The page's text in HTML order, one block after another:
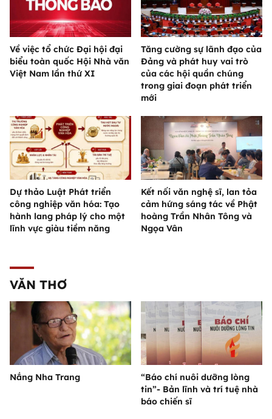
Về việc tổ chức Đại hội đại
biểu toàn quốc Hội Nhà văn
Việt Nam lần thứ XI
Tăng cường sự lãnh đạo của
Đảng và phát huy vai trò
của các hội quần chúng
trong giai đoạn phát triển
mới
Dự thảo Luật Phát triển
công nghiệp văn hóa: Tạo
hành lang pháp lý cho một
lĩnh vực giàu tiềm năng
Kết nối văn nghệ sĩ, lan tỏa
cảm hứng sáng tác về Phật
hoàng Trần Nhân Tông và
Ngọa Vân
VĂN THƠ
Nắng Nha Trang
“Báo chí nuôi dưỡng lòng
tin”- Bản lĩnh và trí tuệ nhà
báo chiến sĩ